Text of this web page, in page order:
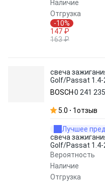
Наличие
Отгрузка
-10%
147 ₽
163 ₽
свеча
Golf/Passat 1.4-
BOSCH 0 241
5.0 1отзыв
Лучшее
свеча
Golf/Passat 1.4-
Вероятность
Наличие
Отгрузка